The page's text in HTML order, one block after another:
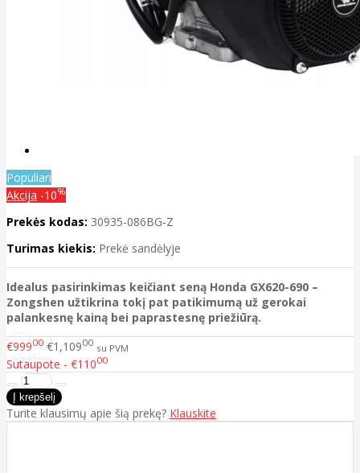
Populiari
Akcija -10%
Prekės kodas: 30935-086BG-Z
Turimas kiekis: Prekė sandėlyje
Idealus pasirinkimas keičiant seną Honda GX620-690 –
Zongshen užtikrina tokį pat patikimumą už gerokai
palankesnę kainą bei paprastesnę priežiūrą.
€99900 €1,10900 su PVM
Sutaupote - €11000
Turite klausimų apie šią prekę? Klauskite